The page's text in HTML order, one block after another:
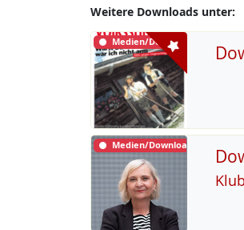
Weitere Downloads unter:
Medien/Download
Medien/Download